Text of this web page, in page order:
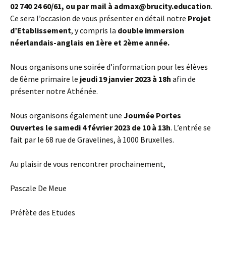
02 740 24 60/61, ou par mail à admax@brucity.education.
Ce sera l’occasion de vous présenter en détail notre Projet
d’Etablissement, y compris la double immersion
néerlandais-anglais en 1ère et 2ème année.
Nous organisons une soirée d’information pour les élèves
de 6ème primaire le jeudi 19 janvier 2023 à 18h afin de
présenter notre Athénée.
Nous organisons également une Journée Portes
Ouvertes le samedi 4 février 2023 de 10 à 13h. L’entrée se
fait par le 68 rue de Gravelines, à 1000 Bruxelles.
Au plaisir de vous rencontrer prochainement,
Pascale De Meue
Préfète des Etudes